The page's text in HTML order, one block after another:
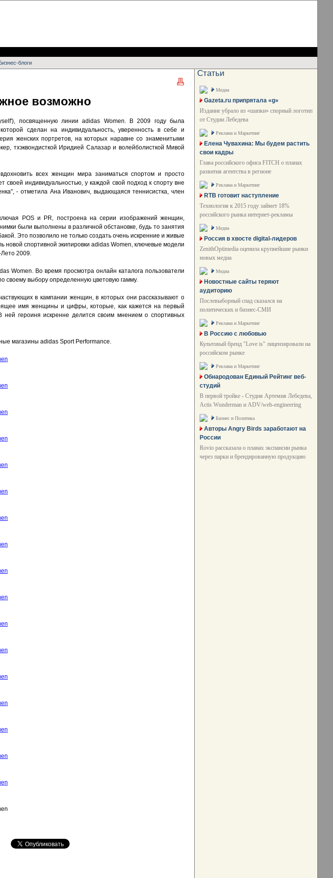
блоги
возможно
посвященную линии adidas Women. В 2009 году была
сделан на индивидуальность, уверенность в себе и
женских портретов, на которых наравне со знаменитыми
тхэквондисткой Иридией Салазар и волейболисткой Мивой
всех женщин мира заниматься спортом и просто
своей индивидуальностью, у каждой свой подход к спорту вне
- отметила Ана Иванович, выдающаяся теннисистка, член
POS и PR, построена на серии изображений женщин,
были выполнены в различной обстановке, будь то занятия
Это позволило не только создать очень искренние и живые
новой спортивной экипировки adidas Women, ключевые модели
2009.
Women. Во время просмотра онлайн каталога пользователи
своему выбору определенную цветовую гамму.
в кампании женщин, в которых они рассказывают о
имя женщины и цифры, которые, как кажется на первый
героиня искренне делится своим мнением о спортивных
магазины adidas Sport Performance.
Статьи
Медиа
Gazeta.ru припрятала «g»
Издание убрало из «шапки» спорный логотип
от Студии Лебедева
Реклама и Маркетинг
Елена Чувахина: Мы будем растить
свои кадры
Глава российского офиса FITCH о планах
развития агентства в регионе
Реклама и Маркетинг
RTB готовит наступление
Технология к 2015 году займет 18%
российского рынка интернет-рекламы
Медиа
Россия в хвосте digital-лидеров
ZenithOptimedia оценила крупнейшие рынки
новых медиа
Медиа
Новостные сайты теряют
аудиторию
Послевыборный спад сказался на
политических и бизнес-СМИ
Реклама и Маркетинг
В Россию с любовью
Культовый бренд "Love is" лицензировали на
российском рынке
Реклама и Маркетинг
Обнародован Единый Рейтинг веб-
студий
В первой тройке - Студия Артемия Лебедева,
Actis Wunderman и ADV/web-engineering
Бизнес и Политика
Авторы Angry Birds заработают на
России
Rovio рассказала о планах экспансии рынка
через парки и брендированную продукцию